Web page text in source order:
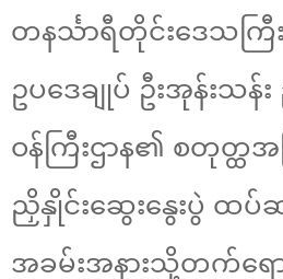
တနင်္သာရီတိုင်းဒေသကြီ
ဥပဒေချုပ် ဦးအုန်းသန်း
ဝန်ကြီးဌာန၏ စတုတ္ထ
ညှိနှိုင်းဆွေးနွေးပွဲ ထပ်
အခမ်းအနားသို့တက်ရေ